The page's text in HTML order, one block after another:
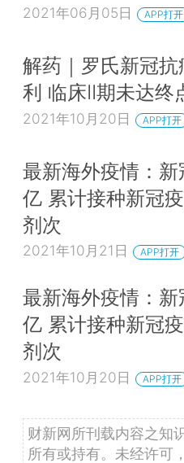
2021年06月05日 APP打开
解药｜罗氏新冠
利 临床II期未达终
2021年10月20日 APP打开
最新海外疫情：
亿 累计接种新冠
剂次
2021年10月21日 APP打开
最新海外疫情：
亿 累计接种新冠
剂次
2021年10月20日 APP打开
财新网所刊载内容之知
所有或持有。未经许可